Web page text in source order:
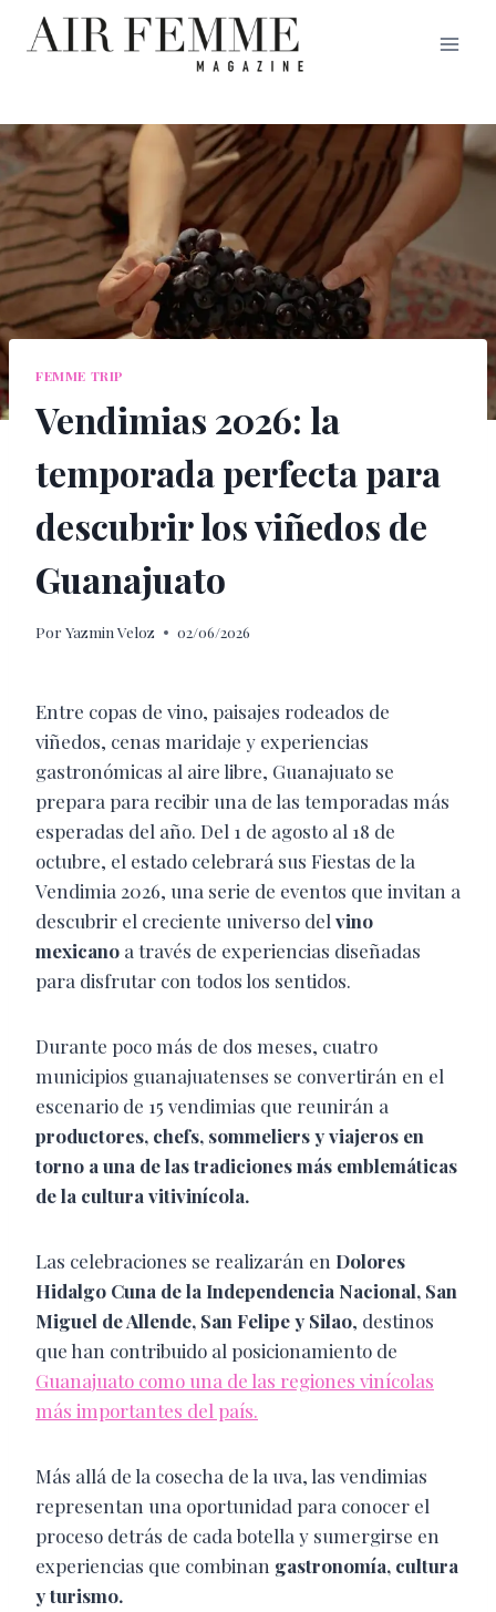
Saltar
FEMME TRIP
Vendimias 2026: la
temporada perfecta para
descubrir los viñedos de
Guanajuato
Por Yazmin Veloz 02/06/2026
Entre copas de vino, paisajes rodeados de
viñedos, cenas maridaje y experiencias
gastronómicas al aire libre, Guanajuato se
prepara para recibir una de las temporadas más
esperadas del año. Del 1 de agosto al 18 de
octubre, el estado celebrará sus Fiestas de la
Vendimia 2026, una serie de eventos que invitan a
descubrir el creciente universo del vino
mexicano a través de experiencias diseñadas
para disfrutar con todos los sentidos.
Durante poco más de dos meses, cuatro
municipios guanajuatenses se convertirán en el
escenario de 15 vendimias que reunirán a
productores, chefs, sommeliers y viajeros en
torno a una de las tradiciones más emblemáticas
de la cultura vitivinícola.
Las celebraciones se realizarán en Dolores
Hidalgo Cuna de la Independencia Nacional, San
Miguel de Allende, San Felipe y Silao, destinos
que han contribuido al posicionamiento de
Guanajuato como una de las regiones vinícolas
más importantes del país.
Más allá de la cosecha de la uva, las vendimias
representan una oportunidad para conocer el
proceso detrás de cada botella y sumergirse en
experiencias que combinan gastronomía, cultura
y turismo.